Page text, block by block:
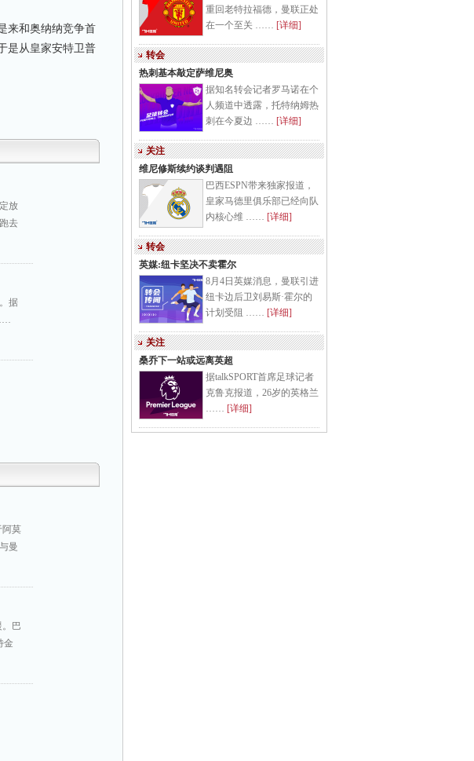
来和奥纳纳竞争首
是从皇家安特卫普
放
去
据
阿莫
曼
巴
金
重回老特拉福德，曼联正处
在一个至关 …… [详细]
转会
热刺基本敲定萨维尼奥
据知名转会记者罗马诺在个
人频道中透露，托特纳姆热
刺在今夏边 …… [详细]
关注
维尼修斯续约谈判遇阻
巴西ESPN带来独家报道，
皇家马德里俱乐部已经向队
内核心维 …… [详细]
转会
英媒:纽卡坚决不卖霍尔
8月4日英媒消息，曼联引进
纽卡边后卫刘易斯·霍尔的
计划受阻 …… [详细]
关注
桑乔下一站或远离英超
据talkSPORT首席足球记者
克鲁克报道，26岁的英格兰
…… [详细]